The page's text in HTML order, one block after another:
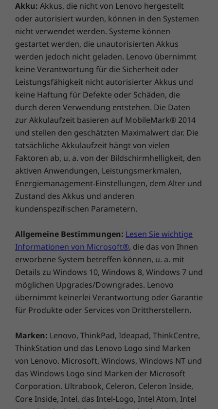
Rundum sicherer
Die ThinkShield Sicherheitsfunktionen des
ThinkPad X1 Nano umfassen fortschrittliche
Biometrie und KI-Technologie.
Anwesenheitssensoren sperren Ihren PC,
wenn Sie sich entfernen, und die Webcam
verfügt über eine physische Abdeckung. Ihre
Daten werden durch das dTPM (discrete
Sie können sich mit Ihrem Fingerabdruck
sicher anmelden.
Zukunftsfähige Funktionen, wo immer Sie
sind
Mit Ihrem ThinkPad X1 Nano Notebook sind
Lieferumfang
ThinkPad X1 Nano Gen 2
USB-C 65 W (unterstützt die Rapid Charge
Schnellladefunktion)
QuickStart-Handbuch
Die technischen Daten können je nach Region/Modell variieren.
Akku: Akkus, die nicht von Lenovo hergestellt
oder autorisiert wurden, können in den Systemen
nicht verwendet werden. Systeme können
gestartet werden, die unautorisierten Akkus
werden jedoch nicht geladen. Lenovo übernimmt
keine Verantwortung für die Sicherheit oder
Leistungsfähigkeit nicht autorisierter Akkus und
keine Haftung für Defekte oder Schäden, die
durch deren Verwendung entstehen. Die Daten
zur Akkulaufzeit basieren auf MobileMark® 2014
und stellen den geschätzten Maximalwert dar. Die
tatsächliche Akkulaufzeit hängt von vielen
Faktoren ab, u. a. von der Bildschirmhelligkeit, den
aktiven Anwendungen, Leistungsmerkmalen,
Energiemanagement-Einstellungen, dem Alter und
Zustand des Akkus und anderen
kundenspezifischen Parametern.
Allgemeine Bestimmungen: Lesen Sie wichtige
Informationen von Microsoft®, die das von Ihnen
erworbene System betreffen können, u. a. mit
Details zu Windows 10, Windows 8, Windows 7 und
möglichen Upgrades/Downgrades. Lenovo
übernimmt keinerlei Verantwortung oder Garantie
für Produkte oder Services von Drittherstellern.
Marken: Lenovo, ThinkPad, Ideapad, ThinkCentre,
ThinkStation und das Lenovo Logo sind Marken
von Lenovo. Microsoft, Windows, Windows NT und
das Windows Logo sind Marken der Microsoft
Corporation. Ultrabook, Celeron, Celeron Inside,
Core Inside, Intel, das Intel-Logo, Intel Atom, Intel